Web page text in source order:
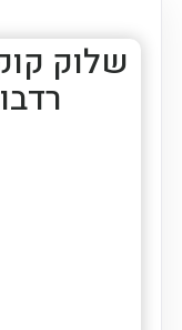
שלוק
רדבול - 5